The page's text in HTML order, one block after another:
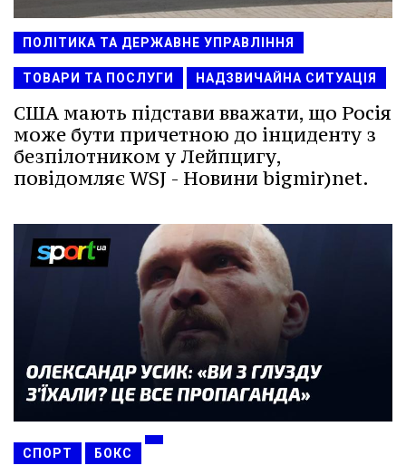
ПОЛІТИКА ТА ДЕРЖАВНЕ УПРАВЛІННЯ
ТОВАРИ ТА ПОСЛУГИ НАДЗВИЧАЙНА СИТУАЦІЯ
США мають підстави вважати, що Росія
може бути причетною до інциденту з
безпілотником у Лейпцигу,
повідомляє WSJ - Новини bigmir)net.
СПОРТ БОКС